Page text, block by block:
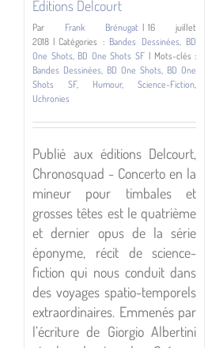
Éditions Delcourt
Par Frank Brénugat | 16 juillet
2018 | Catégories : Bandes Dessinées, BD
One Shots, BD One Shots SF | Mots-clés :
Bandes Dessinées BD One Shots BD One
Shots SF, Humour,Science-Fiction
Uchronies
Publié aux éditions Delcourt,
Chronosquad - Concerto en la
mineur pour timbales et
grosses têtes est le quatrième
et dernier opus de la série
éponyme, récit de science-
fiction qui nous conduit dans
des voyages spatio-temporels
extraordinaires. Emmenés par
l’écriture de Giorgio Albertini